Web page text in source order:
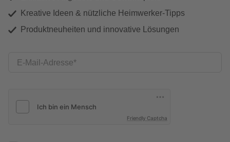
Kreative Ideen & nützliche Heimwerker-Tipps
Produktneuheiten und innovative Lösungen
E-Mail-Adresse
Friendly Captcha